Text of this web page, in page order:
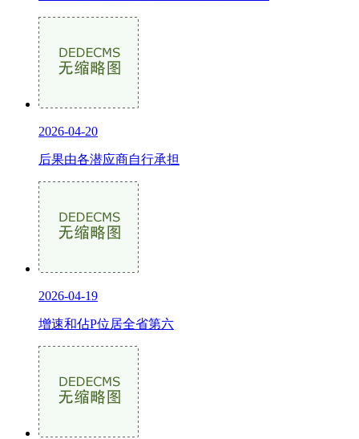
2026-04-20
后果由各潜应商自行承担
2026-04-19
增速和佔P位居全省第六